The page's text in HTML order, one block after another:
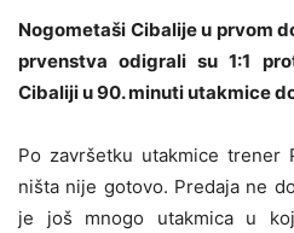
Nogometaši Cibalije u prvom
prvenstva odigrali su 1:1
Cibaliji u 90. minuti utakmice
Po završetku utakmice trener
ništa nije gotovo. Predaja ne
je još mnogo utakmica u